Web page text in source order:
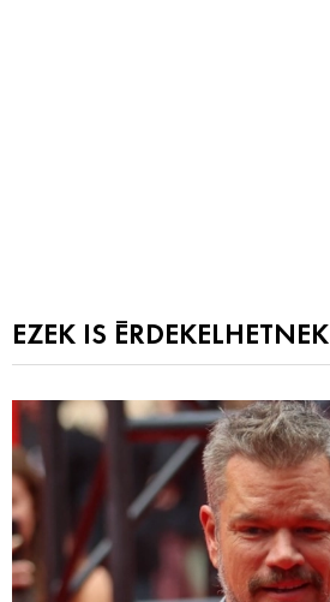
EZEK IS ÉRDEKELHETNEK